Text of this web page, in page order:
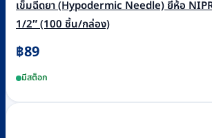
เข็มฉีดยา (Hypodermic Needle) ยี่ห้อ
1/2″ (100 ชิ้น/กล่อง)
฿89
มีสต็อก